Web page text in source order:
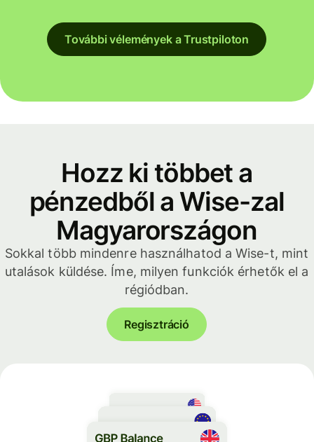
További vélemények a Trustpiloton
Hozz ki többet a
pénzedből a Wise-zal
Magyarországon
Sokkal több mindenre használhatod a Wise-t, mint
utalások küldése. Íme, milyen funkciók érhetők el a
régiódban.
Regisztráció